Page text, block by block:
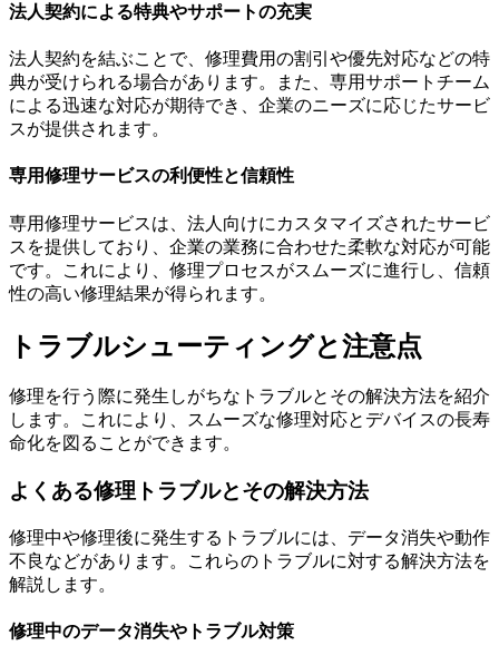
法人契約による特典やサポートの充実
法人契約を結ぶことで、修理費用の割引や優先対応などの特
典が受けられる場合があります。また、専用サポートチーム
による迅速な対応が期待でき、企業のニーズに応じたサービ
スが提供されます。
専用修理サービスの利便性と信頼性
専用修理サービスは、法人向けにカスタマイズされたサービ
スを提供しており、企業の業務に合わせた柔軟な対応が可能
です。これにより、修理プロセスがスムーズに進行し、信頼
性の高い修理結果が得られます。
トラブルシューティングと注意点
修理を行う際に発生しがちなトラブルとその解決方法を紹介
します。これにより、スムーズな修理対応とデバイスの長寿
命化を図ることができます。
よくある修理トラブルとその解決方法
修理中や修理後に発生するトラブルには、データ消失や動作
不良などがあります。これらのトラブルに対する解決方法を
解説します。
修理中のデータ消失やトラブル対策